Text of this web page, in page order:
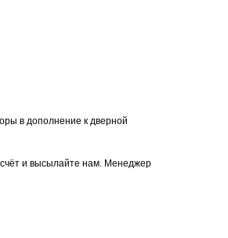
в дополнение к дверной
и высылайте нам. Менеджер